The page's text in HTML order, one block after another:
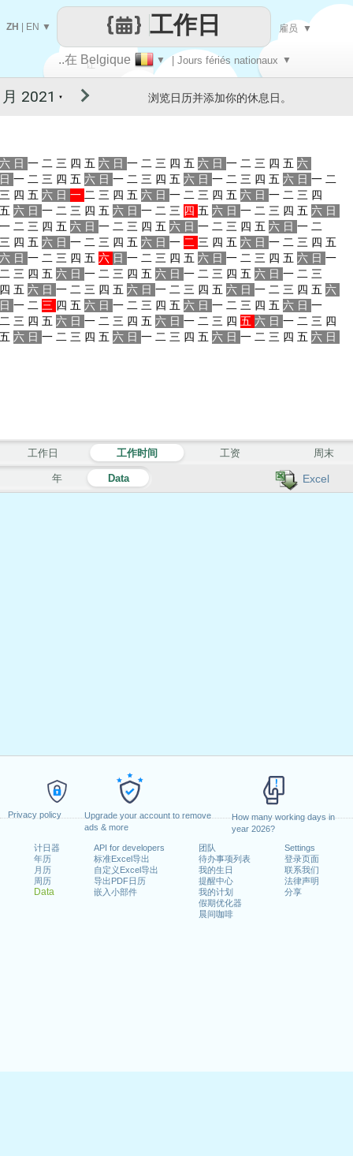
Privacy policy
Upgrade your account to remove
ads & more
How many working days in
year 2026?
计日器
年历
月历
周历
Data
API for developers
标准Excel导出
自定义Excel导出
导出PDF日历
嵌入小部件
团队
待办事项列表
我的生日
提醒中心
我的计划
假期优化器
晨间咖啡
Settings
登录页面
联系我们
法律声明
分享
让
..在 Belgique ▼ | Jours fériés nationaux ▼
工作日
ZH EN ▼ 雇员 ▼
Excel
▼ 浏览日历并添加你的休息日。
六 日 一 二 三 四 五 六 日 一 二 三 四 五 六 日 一 二 三 四 五 六
日 一 二 三 四 五 六 日 一 二 三 四 五 六 日 一 二 三 四 五 六 日 一 二
三 四 五 六 日 一 二 三 四 五 六 日 一 二 三 四 五 六 日 一 二 三 四
五 六 日 一 二 三 四 五 六 日 一 二 三 四 五 六 日 一 二 三 四 五 六 日
一 二 三 四 五 六 日 一 二 三 四 五 六 日 一 二 三 四 五 六 日 一 二
三 四 五 六 日 一 二 三 四 五 六 日 一 二 三 四 五 六 日 一 二 三 四 五
六 日 一 二 三 四 五 六 日 一 二 三 四 五 六 日 一 二 三 四 五 六 日 一
二 三 四 五 六 日 一 二 三 四 五 六 日 一 二 三 四 五 六 日 一 二 三
四 五 六 日 一 二 三 四 五 六 日 一 二 三 四 五 六 日 一 二 三 四 五 六
日 一 二 三 四 五 六 日 一 二 三 四 五 六 日 一 二 三 四 五 六 日 一
二 三 四 五 六 日 一 二 三 四 五 六 日 一 二 三 四 五 六 日 一 二 三 四
五 六 日 一 二 三 四 五 六 日 一 二 三 四 五 六 日 一 二 三 四 五 六 日
年 Data
工作日 工作时间 工资 周末